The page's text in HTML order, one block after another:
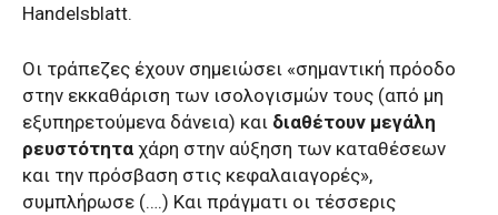
Handelsblatt.
Οι τράπεζες έχουν σημειώσει «σημαντική πρόοδο
στην εκκαθάριση των ισολογισμών τους (από μη
εξυπηρετούμενα δάνεια) και διαθέτουν μεγάλη
ρευστότητα χάρη στην αύξηση των καταθέσεων
και την πρόσβαση στις κεφαλαιαγορές»,
συμπλήρωσε (….) Και πράγματι οι τέσσερις